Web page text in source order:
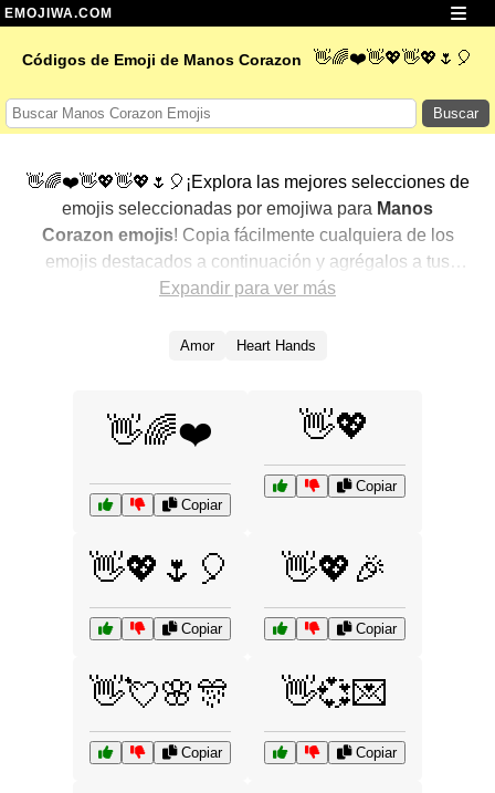
EMOJIWA.COM
Códigos de Emoji de Manos Corazon 👋🌈❤️👋💖👋💖🌷🎈
Buscar
👋🌈❤️👋💖👋💖🌷🎈¡Explora las mejores selecciones de
emojis seleccionadas por emojiwa para Manos
Corazon emojis! Copia fácilmente cualquiera de los
emojis destacados a continuación y agrégalos a tus
conversaciones para un toque personalizado. Hemos
mostrando primero los más populares. ¿Buscas más?
Expandir para ver más
Amor Heart Hands
👋🌈❤️
Copiar
👋💖
Copiar
👋💖🌷🎈
Copiar
👋💖🎉
Copiar
👋💘🌸🎊
Copiar
👋💞💌
Copiar